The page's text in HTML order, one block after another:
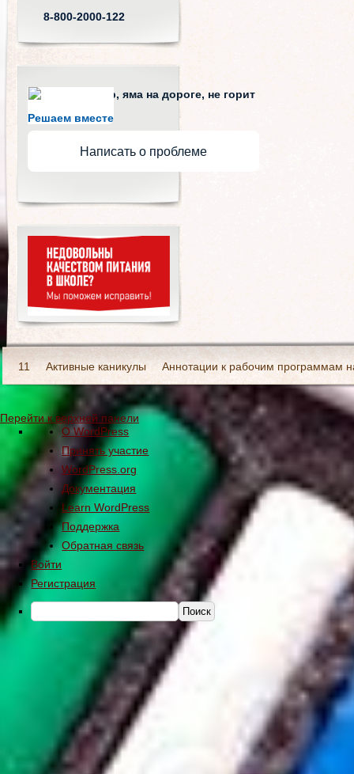
8-800-2000-122
Решаем вместе
Не убран мусор, яма на дороге, не горит
Написать о проблеме
11 Активные каникулы Аннотации к рабочим программам
Аннотации к рабочим программам начального основного
Аннотации к рабочим программам основного общего
аннотации ооо Антитеррор Безопасность Беседы о
Вакантные места для приема (перевода) обучающихся
Документы Ежедневное меню Интернет приёмная
Конкурс Поздравительная открытка к 75-летию Победы
Материально-техническое обеспечение и оснащенность
Меры социальной поддержки обучающихся Наставничество
Организация образовательного процесса с учетом «ковидных»
Отряд ЮИДД Оценка качества образования Оценка
Оценка качества образования всероссийские проверочные
ПРОФИЛАКТИКА ОРВИ, гриппа, коронавируса(полезная
Перейти к верхней панели
О WordPress
Принять участие
WordPress.org
Документация
Learn WordPress
Поддержка
Обратная связь
Войти
Регистрация